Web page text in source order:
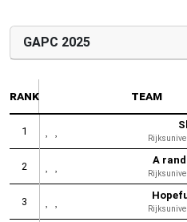
GAPC 2025
rank team
1
2
A
3